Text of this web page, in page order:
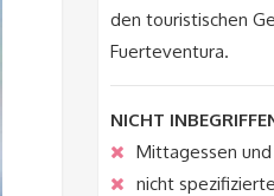
den touristischen
Fuerteventura.
NICHT
Mittagessen
nicht spezifizierte